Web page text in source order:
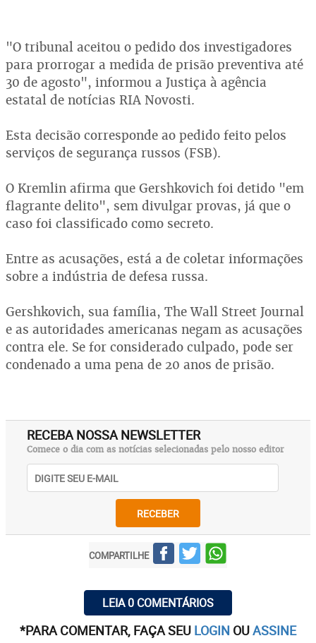
"O tribunal aceitou o pedido dos investigadores
para prorrogar a medida de prisão preventiva até
30 de agosto", informou a Justiça à agência
estatal de notícias RIA Novosti.
Esta decisão corresponde ao pedido feito pelos
serviços de segurança russos (FSB).
O Kremlin afirma que Gershkovich foi detido "em
flagrante delito", sem divulgar provas, já que o
caso foi classificado como secreto.
Entre as acusações, está a de coletar informações
sobre a indústria de defesa russa.
Gershkovich, sua família, The Wall Street Journal
e as autoridades americanas negam as acusações
contra ele. Se for considerado culpado, pode ser
condenado a uma pena de 20 anos de prisão.
RECEBA NOSSA NEWSLETTER
Comece o dia com as notícias selecionadas pelo nosso editor
RECEBER
COMPARTILHE
LEIA 0 COMENTÁRIOS
*PARA COMENTAR, FAÇA SEU LOGIN OUASSINE